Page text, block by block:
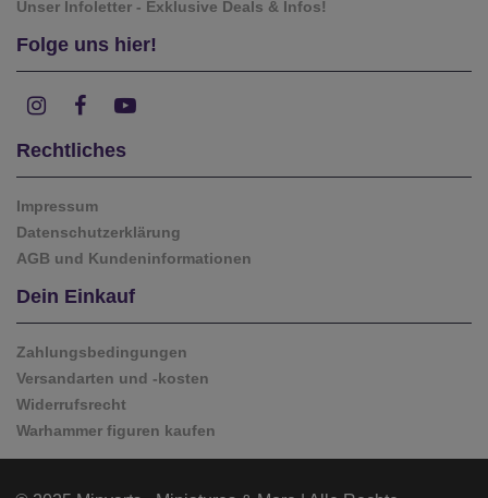
Unser Infoletter - Exklusive Deals & Infos!
Folge uns hier!
Rechtliches
Impressum
Datenschutzerklärung
AGB und Kundeninformationen
Dein Einkauf
Zahlungsbedingungen
Versandarten und -kosten
Widerrufsrecht
Warhammer figuren kaufen